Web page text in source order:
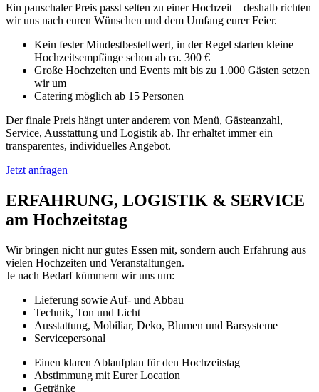
Ein pauschaler Preis passt selten zu einer Hochzeit – deshalb richten
wir uns nach euren Wünschen und dem Umfang eurer Feier.
Kein fester Mindestbestellwert, in der Regel starten kleine
Hochzeitsempfänge schon ab ca. 300 €
Große Hochzeiten und Events mit bis zu 1.000 Gästen setzen
wir um
Catering möglich ab 15 Personen
Der finale Preis hängt unter anderem von Menü, Gästeanzahl,
Service, Ausstattung und Logistik ab. Ihr erhaltet immer ein
transparentes, individuelles Angebot.
Jetzt anfragen
ERFAHRUNG, LOGISTIK & SERVICE
am Hochzeitstag
Wir bringen nicht nur gutes Essen mit, sondern auch Erfahrung aus
vielen Hochzeiten und Veranstaltungen.
Je nach Bedarf kümmern wir uns um:
Lieferung sowie Auf- und Abbau
Technik, Ton und Licht
Ausstattung, Mobiliar, Deko, Blumen und Barsysteme
Servicepersonal
Einen klaren Ablaufplan für den Hochzeitstag
Abstimmung mit Eurer Location
Getränke